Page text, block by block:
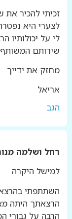
זכיתי להכיר את
לצערי היא
לי על יכולותיו
שירותם
מחזק את ידייך
אריאל
הגב
רחל ושלמה
למישל היקרה
השתתפתי
הרצאתך היתה
הרבה על גבורי הפרשה